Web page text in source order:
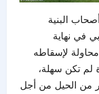
البنية
في نهاية
لإسقاطه
لم تكن سهلة،
من الحيل من أجل